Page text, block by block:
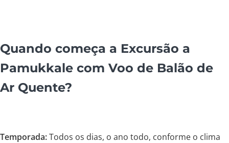
Quando começa a Excursão a
Pamukkale com Voo de Balão de
Ar Quente?
Temporada:Todos os dias, o ano todo, conforme o clima